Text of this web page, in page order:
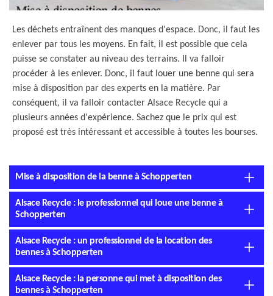
Les déchets entraînent des manques d'espace. Donc, il faut les
enlever par tous les moyens. En fait, il est possible que cela
puisse se constater au niveau des terrains. Il va falloir
procéder à les enlever. Donc, il faut louer une benne qui sera
mise à disposition par des experts en la matière. Par
conséquent, il va falloir contacter Alsace Recycle qui a
plusieurs années d'expérience. Sachez que le prix qui est
proposé est très intéressant et accessible à toutes les bourses.
Mise à disposition de la benne à Schopperten
Alsace Recycle : le professionnel qui loue une benne à
Schopperten
Alsace Recycle : un professionnel de la location des
bennes à Schopperten
Alsace Recycle : la personne qui met à disposition des
bennes à Schopperten